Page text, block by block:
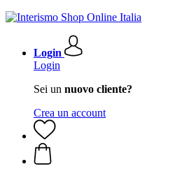
Login
Login
Sei un nuovo cliente?
Crea un account